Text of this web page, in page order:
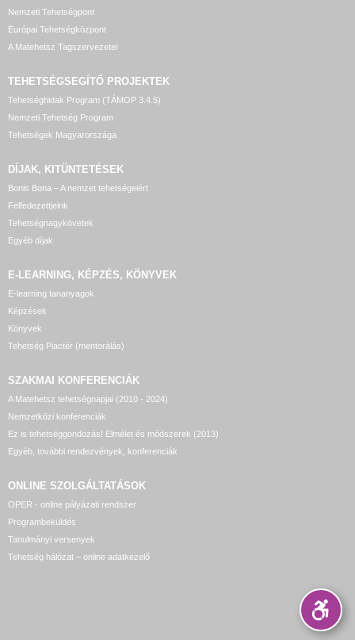
Nemzeti Tehetségpont
Európai Tehetségközpont
A Matehetsz Tagszervezetei
TEHETSÉGSEGÍTŐ PROJEKTEK
Tehetséghidak Program (TÁMOP 3.4.5)
Nemzeti Tehetség Program
Tehetségek Magyarországa
DÍJAK, KITÜNTETÉSEK
Bonis Bona – A nemzet tehetségeiért
Felfedezettjeink
Tehetségnagykövetek
Egyéb díjak
E-LEARNING, KÉPZÉS, KÖNYVEK
E-learning tananyagok
Képzések
Könyvek
Tehetség Piactér (mentorálás)
SZAKMAI KONFERENCIÁK
A Matehetsz tehetségnapjai (2010 - 2024)
Nemzetközi konferenciák
Ez is tehetséggondozás! Elmélet és módszerek (2013)
Egyéb, további rendezvények, konferenciák
ONLINE SZOLGÁLTATÁSOK
OPER - online pályázati rendszer
Programbeküldés
Tanulmányi versenyek
Tehetség hálózat – online adatkezelő